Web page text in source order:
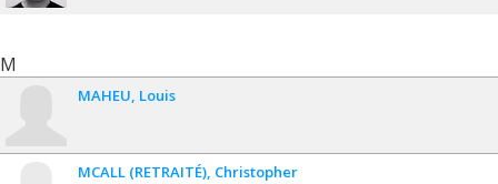
M
MAHEU Louis
MCALL (RETRAITÉ) Christopher